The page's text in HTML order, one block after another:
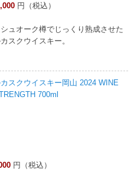
円（税込）
ュオーク樽でじっくり熟成させた
スクウイスキー。
スクウイスキー岡山 2024 WINE
700ml
円（税込）